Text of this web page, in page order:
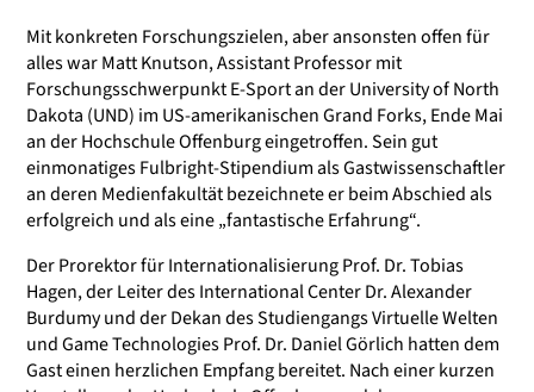
Mit konkreten Forschungszielen, aber ansonsten offen für
alles war Matt Knutson, Assistant Professor mit
Forschungsschwerpunkt E-Sport an der University of North
Dakota (UND) im US-amerikanischen Grand Forks, Ende Mai
an der Hochschule Offenburg eingetroffen. Sein gut
einmonatiges Fulbright-Stipendium als Gastwissenschaftler
an deren Medienfakultät bezeichnete er beim Abschied als
erfolgreich und als eine „fantastische Erfahrung“.
Der Prorektor für Internationalisierung Prof. Dr. Tobias
Hagen, der Leiter des International Center Dr. Alexander
Burdumy und der Dekan des Studiengangs Virtuelle Welten
und Game Technologies Prof. Dr. Daniel Görlich hatten dem
Gast einen herzlichen Empfang bereitet. Nach einer kurzen